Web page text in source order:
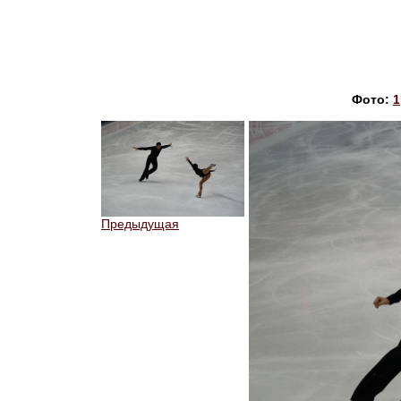
Фото: 1
Предыдущая